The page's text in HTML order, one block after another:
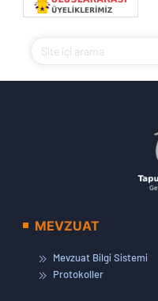
MEVZUAT
Mevzuat Bilgi Sistemi
Protokoller